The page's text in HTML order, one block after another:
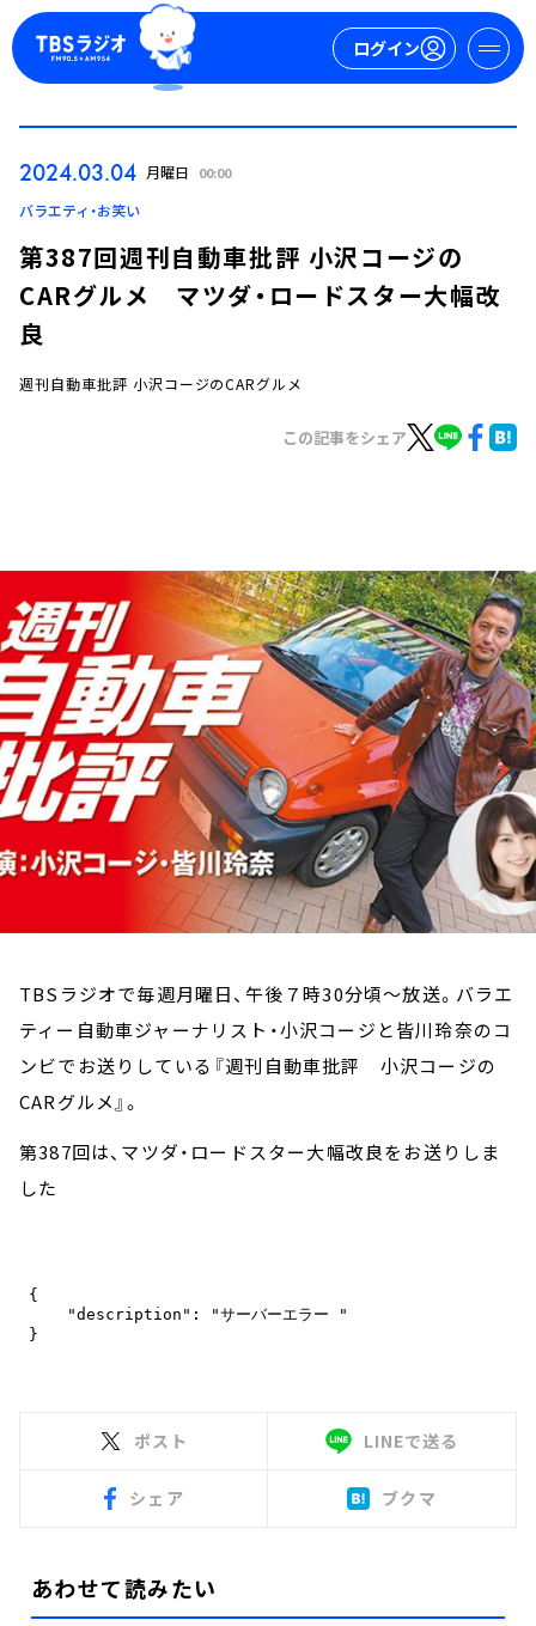
ログイン
ログイン
イベント・グッズ
YouTube
会社情報
2024.03.04 月曜日 00:00
バラエティ・お笑い
第387回週刊自動車批評 小沢コージの
CARグルメ マツダ・ロードスター大幅改
良
週刊自動車批評 小沢コージのCARグルメ
この記事をシェア
TBSラジオで毎週月曜日、午後７時30分頃～放送。バラエ
ティー自動車ジャーナリスト・小沢コージと皆川玲奈のコ
ンビでお送りしている『週刊自動車批評 小沢コージの
CARグルメ』。
第387回は、マツダ・ロードスター大幅改良をお送りしま
した
ポスト LINEで送る
シェア ブクマ
あわせて読みたい